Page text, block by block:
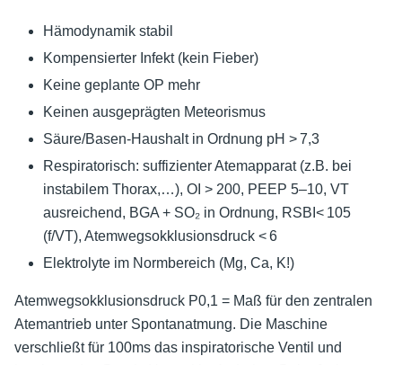
Hämodynamik stabil
Kompensierter Infekt (kein Fieber)
Keine geplante OP mehr
Keinen ausgeprägten Meteorismus
Säure/Basen-Haushalt in Ordnung pH > 7,3
Respiratorisch: suffizienter Atemapparat (z.B. bei
instabilem Thorax,…), OI > 200, PEEP 5–10, VT
ausreichend, BGA + SO₂ in Ordnung, RSBI< 105
(f/VT), Atemwegsokklusionsdruck < 6
Elektrolyte im Normbereich (Mg, Ca, K!)
Atemwegsokklusionsdruck P0,1 = Maß für den zentralen
Atemantrieb unter Spontanatmung. Die Maschine
verschließt für 100ms das inspiratorische Ventil und